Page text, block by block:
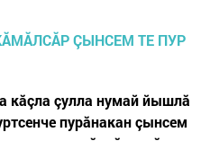
кăçла çулла нумай йышлă
пурăнакан çынсем